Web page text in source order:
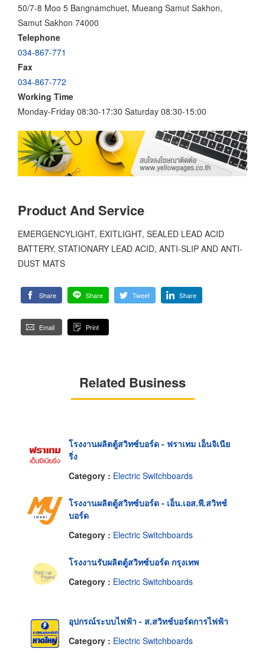
50/7-8 Moo 5 Bangnamchuet, Mueang Samut Sakhon,
Samut Sakhon 74000
Telephone
034-867-771
Fax
034-867-772
Working Time
Monday-Friday 08:30-17:30 Saturday 08:30-15:00
Product And Service
EMERGENCYLIGHT, EXITLIGHT, SEALED LEAD ACID
BATTERY, STATIONARY LEAD ACID, ANTI-SLIP AND ANTI-
DUST MATS
Share Share Tweet Share
Email Print
Related Business
โรงงานผลิตตู้สวิทซ์บอร์ด - ฟราเทม เอ็นจิเนีย
ริ่ง
Category : Electric Switchboards
โรงงานผลิตตู้สวิทซ์บอร์ด - เอ็น.เอส.พี.สวิทช์
บอร์ด
Category : Electric Switchboards
โรงงานรับผลิตตู้สวิทซ์บอร์ด กรุงเทพ
Category : Electric Switchboards
อุปกรณ์ระบบไฟฟ้า - ส.สวิทช์บอร์ดการไฟฟ้า
Category : Electric Switchboards